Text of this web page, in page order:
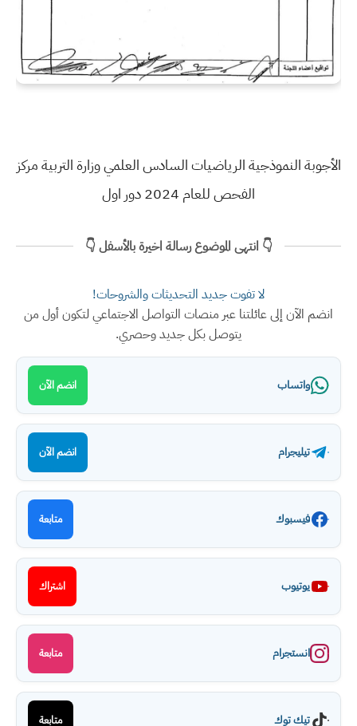
الأجوبة النموذجية الرياضيات السادس العلمي وزارة التربية مركز
الفحص للعام 2024 دور اول
👇 انتهى الموضوع رسالة اخيرة بالأسفل 👇
لا تفوت جديد التحديثات والشروحات!
انضم الآن إلى عائلتنا عبر منصات التواصل الاجتماعي لتكون أول من
يتوصل بكل جديد وحصري.
واتساب انضم الآن
تيليجرام انضم الآن
فيسبوك متابعة
يوتيوب اشتراك
انستجرام متابعة
تيك توك متابعة